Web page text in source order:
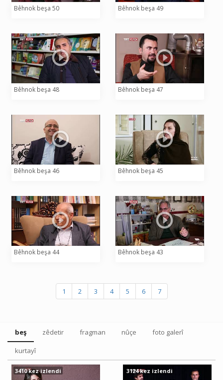
Bêhnok beşa 50 Bêhnok beşa 49
Bêhnok beşa 48 Bêhnok beşa 47
Bêhnok beşa 46 Bêhnok beşa 45
Bêhnok beşa 44 Bêhnok beşa 43
1 2 3 4 5 6 7
beş zêdetir fragman nûçe foto galerî
kurtayî
3410 kez izlendi 3124 kez izlendi